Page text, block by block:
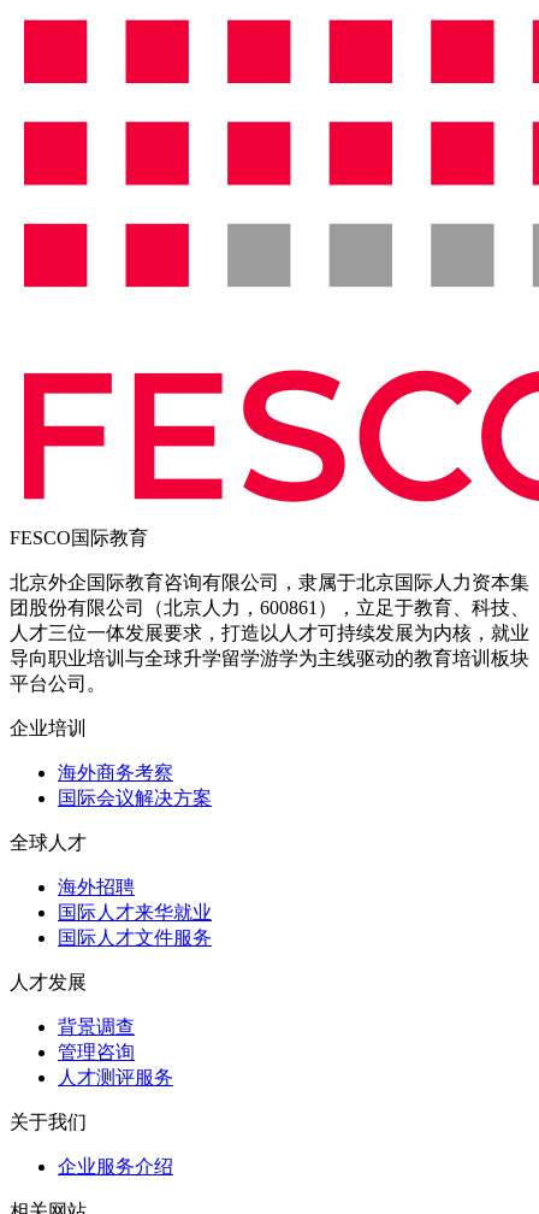
FESCO国际教育
北京外企国际教育咨询有限公司，隶属于北京国际人力资本集
团股份有限公司（北京人力，600861），立足于教育、科技、
人才三位一体发展要求，打造以人才可持续发展为内核，就业
导向职业培训与全球升学留学游学为主线驱动的教育培训板块
平台公司。
企业培训
海外商务考察
国际会议解决方案
全球人才
海外招聘
国际人才来华就业
国际人才文件服务
人才发展
背景调查
管理咨询
人才测评服务
关于我们
企业服务介绍